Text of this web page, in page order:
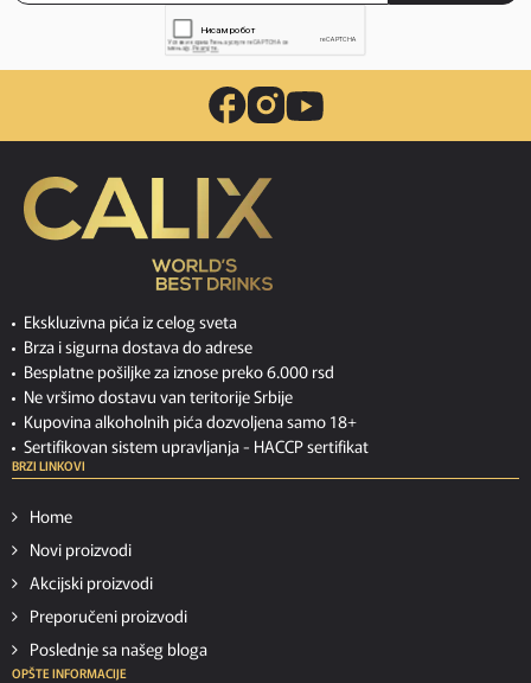
Ekskluzivna pića iz celog sveta
Brza i sigurna dostava do adrese
Besplatne pošiljke za iznose preko 6.000 rsd
Ne vršimo dostavu van teritorije Srbije
Kupovina alkoholnih pića dozvoljena samo 18+
Sertifikovan sistem upravljanja - HACCP sertifikat
BRZI LINKOVI
Home
Novi proizvodi
Akcijski proizvodi
Preporučeni proizvodi
Poslednje sa našeg bloga
OPŠTE INFORMACIJE